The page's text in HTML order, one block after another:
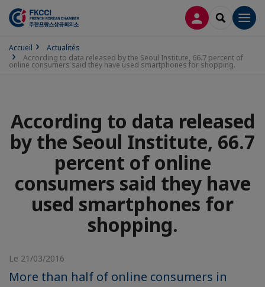
CONNEXION
Accueil
Actualités
According to data released by the Seoul Institute, 66.7 percent of
online consumers said they have used smartphones for shopping.
According to data released
by the Seoul Institute, 66.7
percent of online
consumers said they have
used smartphones for
shopping.
Le 21/03/2016
More than half of online consumers in